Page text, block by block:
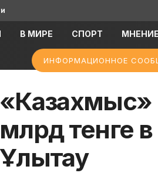
В МИРЕ СПОРТ
ИНФОРМАЦИОННОЕ
«Казахмыс»
млрд тенге
Ұлытау